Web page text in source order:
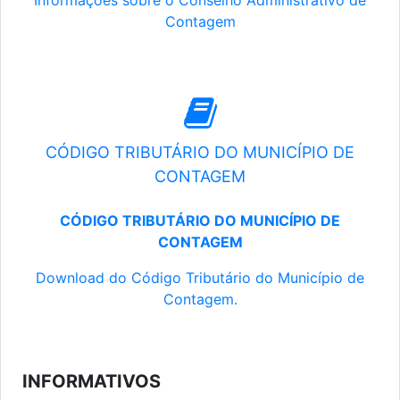
Contagem
CÓDIGO TRIBUTÁRIO DO MUNICÍPIO DE
CONTAGEM
CÓDIGO TRIBUTÁRIO DO MUNICÍPIO DE
CONTAGEM
Download do Código Tributário do Município de
Contagem.
INFORMATIVOS